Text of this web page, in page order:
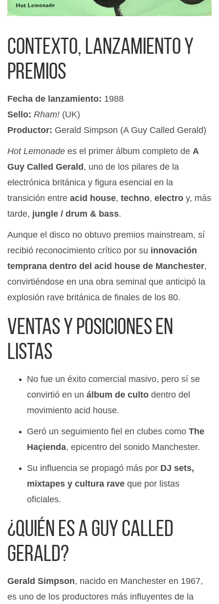
Contexto, lanzamiento y
premios
Fecha de lanzamiento: 1988
Sello: Rham! (UK)
Productor: Gerald Simpson (A Guy Called Gerald)
Hot Lemonade es el primer álbum completo de A
Guy Called Gerald, uno de los pilares de la
electrónica británica y figura esencial en la
transición entre acid house, techno, electro y, más
tarde, jungle / drum & bass.
Aunque el disco no obtuvo premios mainstream, sí
recibió reconocimiento crítico por su innovación
temprana dentro del acid house de Manchester,
convirtiéndose en una obra seminal que anticipó la
explosión rave británica de finales de los 80.
Ventas y posiciones en
listas
No fue un éxito comercial masivo, pero sí se
convirtió en un álbum de culto dentro del
movimiento acid house.
Geró un seguimiento fiel en clubes como The
Haçienda, epicentro del sonido Manchester.
Su influencia se propagó más por DJ sets,
mixtapes y cultura rave que por listas
oficiales.
¿Quién es A Guy Called
Gerald?
Gerald Simpson, nacido en Manchester en 1967,
es uno de los productores más influyentes de la